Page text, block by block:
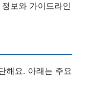
보와 가이드라인
해요. 아래는 주요